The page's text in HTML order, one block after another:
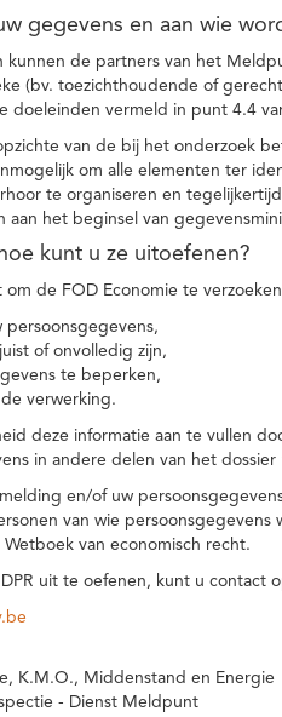
gegevens en aan wie
kunnen de partners van het
(bv. toezichthoudende of
doeleinden vermeld in punt 4.4
van de bij het onderzoek
om alle elementen ter
te organiseren en
het beginsel van
kunt u ze uitoefenen?
de FOD Economie te
of onvolledig zijn,
te beperken,
verwerking.
deze informatie aan te vullen
in andere delen van het
en/of uw
van wie
van economisch recht.
uit te oefenen, kunt u contact
K.M.O., Middenstand en Energie
- Dienst Meldpunt